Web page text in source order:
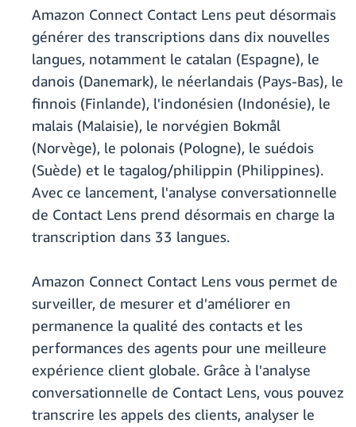
Amazon Connect Contact Lens peut désormais
générer des transcriptions dans dix nouvelles
langues, notamment le catalan (Espagne), le
danois (Danemark), le néerlandais (Pays-Bas), le
finnois (Finlande), l'indonésien (Indonésie), le
malais (Malaisie), le norvégien Bokmål
(Norvège), le polonais (Pologne), le suédois
(Suède) et le tagalog/philippin (Philippines).
Avec ce lancement, l'analyse conversationnelle
de Contact Lens prend désormais en charge la
transcription dans 33 langues.
Amazon Connect Contact Lens vous permet de
surveiller, de mesurer et d'améliorer en
permanence la qualité des contacts et les
performances des agents pour une meilleure
expérience client globale. Grâce à l'analyse
conversationnelle de Contact Lens, vous pouvez
transcrire les appels des clients, analyser le